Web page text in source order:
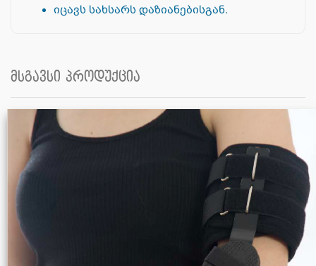
იცავს სახსარს დაზიანებისგან.
მსგავსი პროდუქცია